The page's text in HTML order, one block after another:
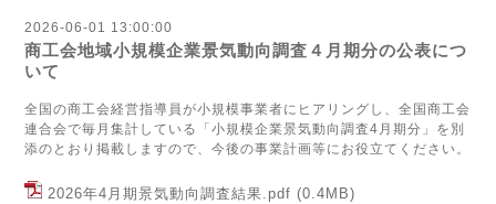
2026-06-01 13:00:00
商工会地域小規模企業景気動向調査４月期分の公表につ
いて
全国の商工会経営指導員が小規模事業者にヒアリングし、全国商工会
連合会で毎月集計している「小規模企業景気動向調査4月期分」を別
添のとおり掲載しますので、今後の事業計画等にお役立てください。
2026年4月期景気動向調査結果.pdf (0.4MB)